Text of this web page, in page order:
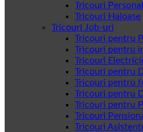
Tricouri
Tricouri Haioase
Tricouri Job-uri
Tricouri pentru
Tricouri pentru
Tricouri
Tricouri pentru
Tricouri pentru
Tricouri pentru
Tricouri pentru
Tricouri
Tricouri